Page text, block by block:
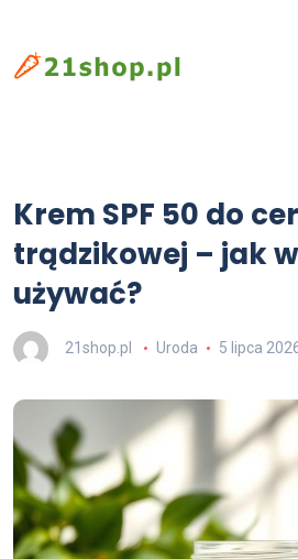
Krem SPF 50 do
trądzikowej – jak
używać?
21shop.pl Uroda 5 lipca